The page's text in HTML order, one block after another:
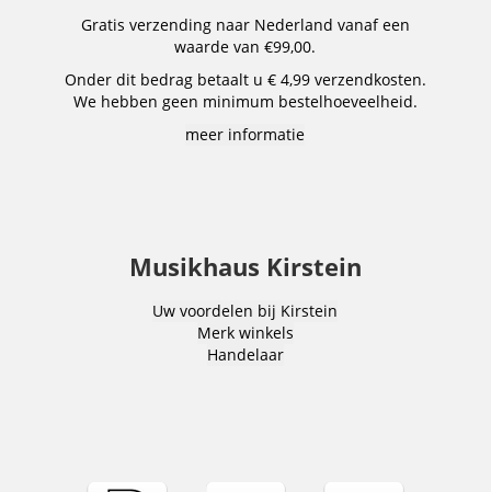
Gratis verzending naar Nederland vanaf een
waarde van €99,00.
Onder dit bedrag betaalt u € 4,99 verzendkosten.
We hebben geen minimum bestelhoeveelheid.
meer informatie
Musikhaus Kirstein
Uw voordelen bij Kirstein
Merk winkels
Handelaar